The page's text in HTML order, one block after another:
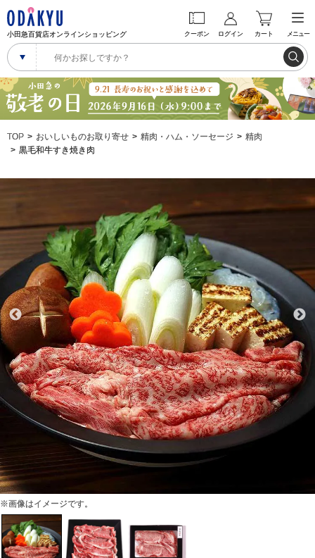
小田急百貨店オンラインショッピング クーポン ログイン カート メニュー
TOP おいしいものお取り寄せ 精肉・ハム・ソーセージ
精肉
黒毛和牛すき焼き肉
※画像はイメージです。